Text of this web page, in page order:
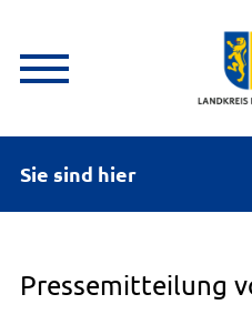
Sie sind hier
Pressemitteilung